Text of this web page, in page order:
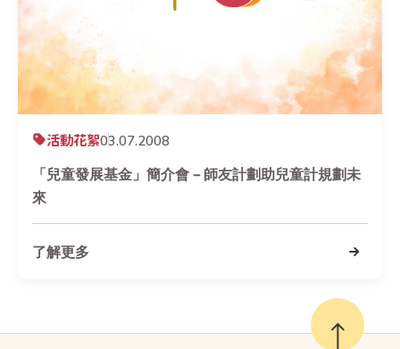
活動花絮03.07.2008
「兒童發展基金」簡介會 – 師友計劃助兒童計規劃未
來
了解更多